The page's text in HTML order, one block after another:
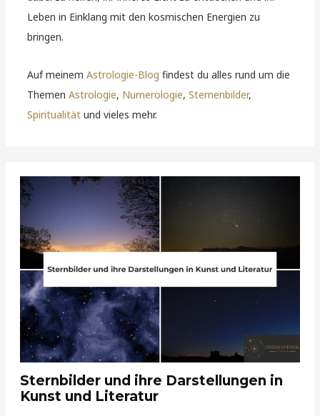
Leben in Einklang mit den kosmischen Energien zu
bringen.
Auf meinemAstrologie-Blog findest du alles rund um die
ThemenAstrologie, Numerologie,Sternenbilder,
Spiritualität und vieles mehr.
Sternbilder und ihre Darstellungen in
Kunst und Literatur